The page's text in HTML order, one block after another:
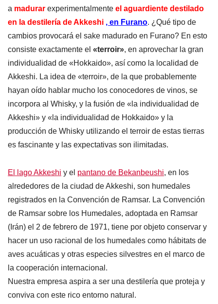
a madurar experimentalmente el aguardiente destilado
en la destilería de Akkeshi , en Furano. ¿Qué tipo de
cambios provocará el sake madurado en Furano? En esto
consiste exactamente el «terroir», en aprovechar la gran
individualidad de «Hokkaido», así como la localidad de
Akkeshi. La idea de «terroir», de la que probablemente
hayan oído hablar mucho los conocedores de vinos, se
incorpora al Whisky, y la fusión de «la individualidad de
Akkeshi» y «la individualidad de Hokkaido» y la
producción de Whisky utilizando el terroir de estas tierras
es fascinante y las expectativas son ilimitadas.
El lago Akkeshi y el pantano de Bekanbeushi, en los
alrededores de la ciudad de Akkeshi, son humedales
registrados en la Convención de Ramsar. La Convención
de Ramsar sobre los Humedales, adoptada en Ramsar
(Irán) el 2 de febrero de 1971, tiene por objeto conservar y
hacer un uso racional de los humedales como hábitats de
aves acuáticas y otras especies silvestres en el marco de
la cooperación internacional.
Nuestra empresa aspira a ser una destilería que proteja y
conviva con este rico entorno natural.